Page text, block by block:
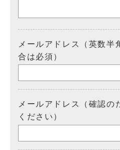
メールアドレス（英数半
合は必須）
メールアドレス（確認の
ください）